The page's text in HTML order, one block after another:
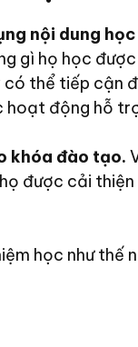
nội dung
gì họ học
thể tiếp cận
hoạt động hỗ
khóa đào tạo.
được cải
học như thế